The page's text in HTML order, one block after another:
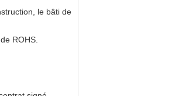
le bâti de
ROHS.